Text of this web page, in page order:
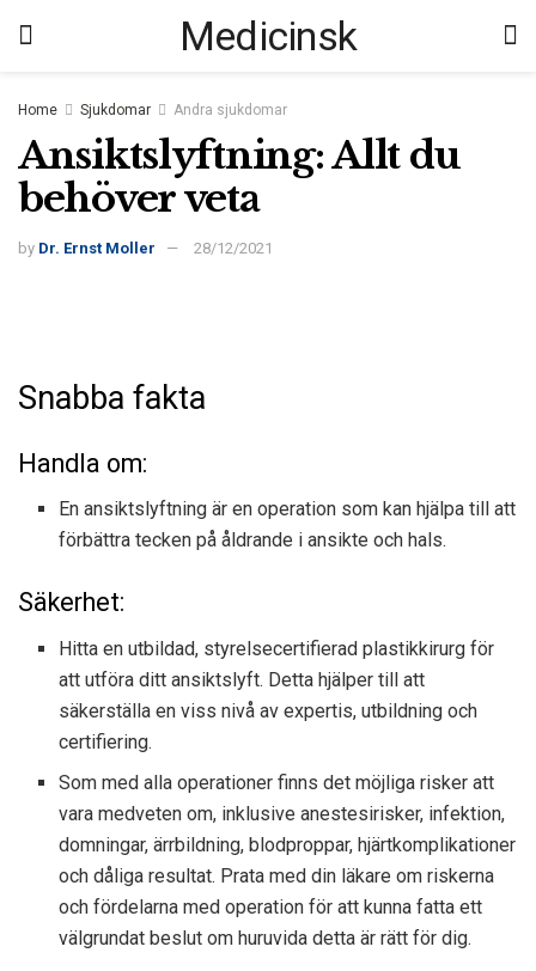
Medicinsk
Home Sjukdomar Andra sjukdomar
Ansiktslyftning: Allt du
behöver veta
by Dr. Ernst Moller 28/12/2021
Snabba fakta
Handla om:
En ansiktslyftning är en operation som kan hjälpa till att
förbättra tecken på åldrande i ansikte och hals.
Säkerhet:
Hitta en utbildad, styrelsecertifierad plastikkirurg för
att utföra ditt ansiktslyft. Detta hjälper till att
säkerställa en viss nivå av expertis, utbildning och
certifiering.
Som med alla operationer finns det möjliga risker att
vara medveten om, inklusive anestesirisker, infektion,
domningar, ärrbildning, blodproppar, hjärtkomplikationer
och dåliga resultat. Prata med din läkare om riskerna
och fördelarna med operation för att kunna fatta ett
välgrundat beslut om huruvida detta är rätt för dig.